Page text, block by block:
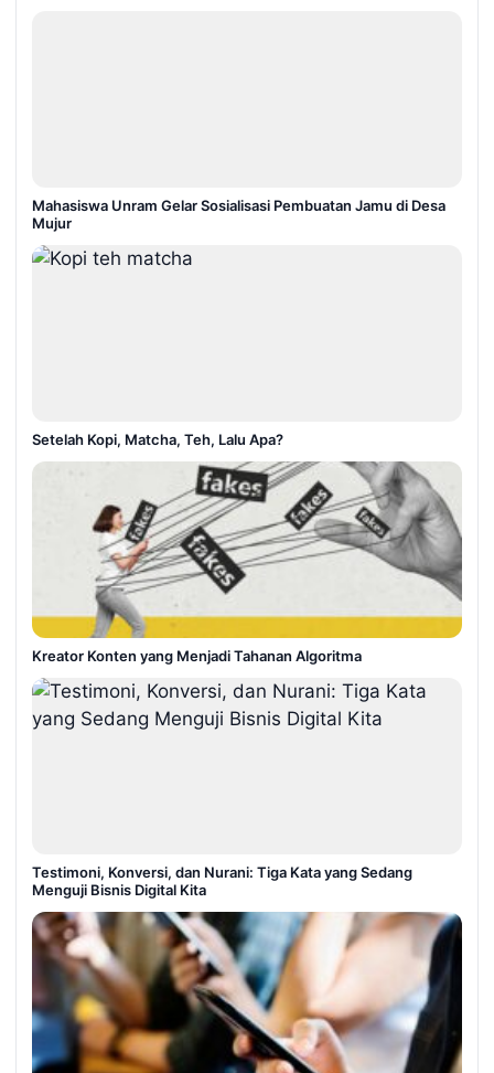
Mahasiswa Unram Gelar Sosialisasi Pembuatan Jamu di Desa
Mujur
Setelah Kopi, Matcha, Teh, Lalu Apa?
Kreator Konten yang Menjadi Tahanan Algoritma
Testimoni, Konversi, dan Nurani: Tiga Kata yang Sedang
Menguji Bisnis Digital Kita